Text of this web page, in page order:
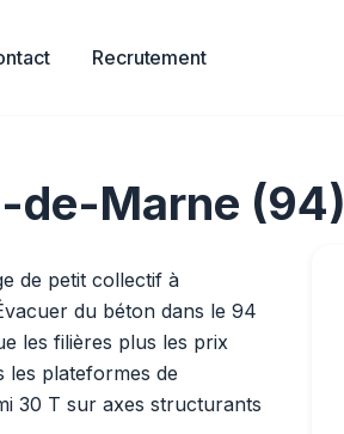
Recrutement
de-Marne (94)
de petit collectif à
du béton dans le 94
les filières plus les prix
plateformes de
30 T sur axes structurants